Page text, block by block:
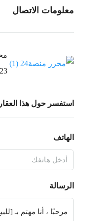
معلومات الاتصال
استفسر حول هذا العقار
الهاتف
الرسالة